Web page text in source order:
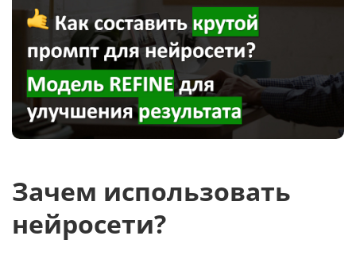
Зачем использовать
нейросети?